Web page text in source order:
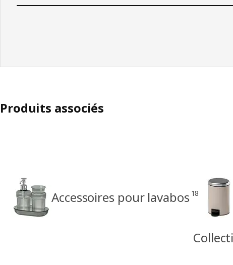
Produits associés
Accessoires pour lavabos 18